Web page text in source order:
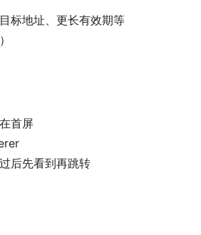
标地址、更长有效期等
首屏
后先看到再跳转